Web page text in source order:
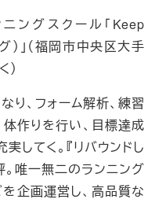
ングスクール「Keep
」（福岡市中央区大手
り、フォーム解析、練習
体作りを行い、目標達成
してく。『リバウンドし
。唯一無二のランニング
を企画運営し、高品質な